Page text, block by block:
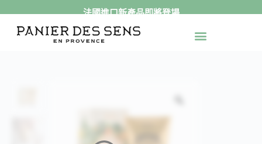
跳
至
法國進口新產品即將登場